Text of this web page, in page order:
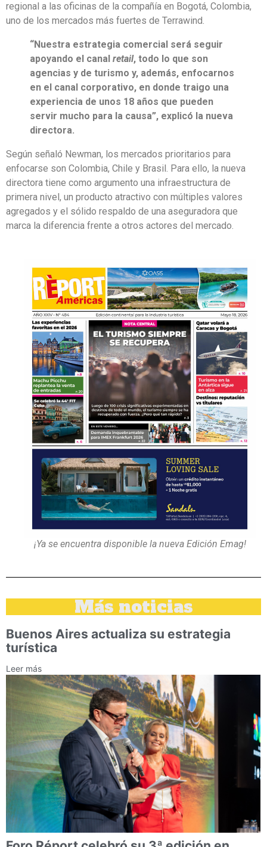
regional a las oficinas de la compañía en Bogotá, Colombia,
uno de los mercados más fuertes de Terrawind.
“Nuestra estrategia comercial será seguir
apoyando el canal retail, todo lo que son
agencias y de turismo y, además, enfocarnos
en el canal corporativo, en donde traigo una
experiencia de unos 18 años que pueden
servir mucho para la causa”, explicó la nueva
directora.
Según señaló Newman, los mercados prioritarios para
enfocarse son Colombia, Chile y Brasil. Para ello, la nueva
directora tiene como argumento una infraestructura de
primera nivel, un producto atractivo con múltiples valores
agregados y el sólido respaldo de una aseguradora que
marca la diferencia frente a otros actores del mercado.
¡Ya se encuentra disponible la nueva Edición Emag!
Más noticias
Buenos Aires actualiza su estrategia
turística
Leer más